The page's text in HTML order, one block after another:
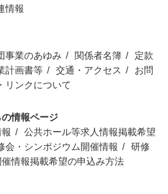
情報
事業のあゆみ 関係者名簿
定款
計画書等
交通・アクセス
お問
リンクについて
情報ページ
公共ホール等求人情報掲載希望
会・シンポジウム開催情報
研修
情報掲載希望の申込み方法